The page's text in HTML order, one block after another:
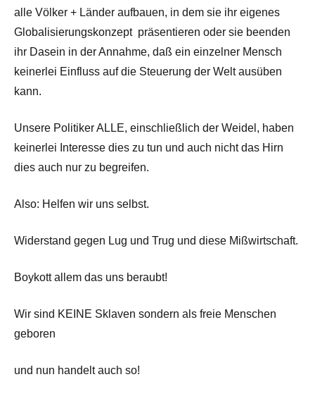
alle Völker + Länder aufbauen, in dem sie ihr eigenes
Globalisierungskonzept präsentieren oder sie beenden
ihr Dasein in der Annahme, daß ein einzelner Mensch
keinerlei Einfluss auf die Steuerung der Welt ausüben
kann.
Unsere Politiker ALLE, einschließlich der Weidel, haben
keinerlei Interesse dies zu tun und auch nicht das Hirn
dies auch nur zu begreifen.
Also: Helfen wir uns selbst.
Widerstand gegen Lug und Trug und diese Mißwirtschaft.
Boykott allem das uns beraubt!
Wir sind KEINE Sklaven sondern als freie Menschen
geboren
und nun handelt auch so!